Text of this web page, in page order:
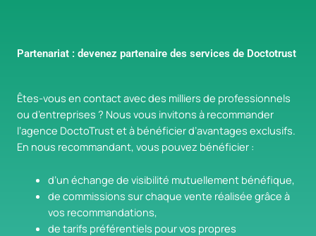
Partenariat : devenez partenaire des services de Doctotrust
Êtes-vous en contact avec des milliers de professionnels
ou d’entreprises ? Nous vous invitons à recommander
l’agence DoctoTrust et à bénéficier d’avantages exclusifs.
En nous recommandant, vous pouvez bénéficier :
d’un échange de visibilité mutuellement bénéfique,
de commissions sur chaque vente réalisée grâce à
vos recommandations,
de tarifs préférentiels pour vos propres